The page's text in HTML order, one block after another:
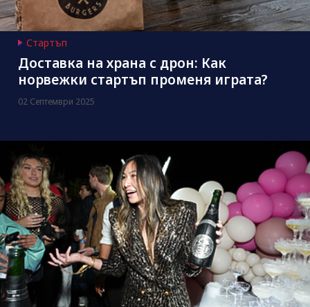
Стартъп
Доставка на храна с дрон: Как
норвежки стартъп променя играта?
02 Септември 2025